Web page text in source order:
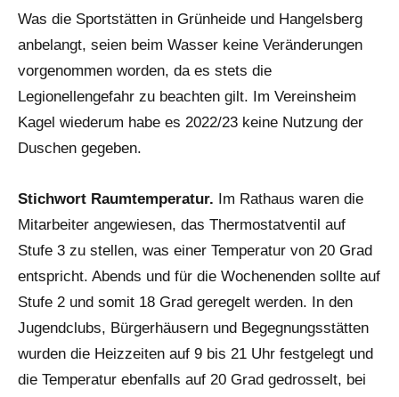
Was die Sportstätten in Grünheide und Hangelsberg
anbelangt, seien beim Wasser keine Veränderungen
vorgenommen worden, da es stets die
Legionellengefahr zu beachten gilt. Im Vereinsheim
Kagel wiederum habe es 2022/23 keine Nutzung der
Duschen gegeben.
Stichwort Raumtemperatur. Im Rathaus waren die
Mitarbeiter angewiesen, das Thermostatventil auf
Stufe 3 zu stellen, was einer Temperatur von 20 Grad
entspricht. Abends und für die Wochenenden sollte auf
Stufe 2 und somit 18 Grad geregelt werden. In den
Jugendclubs, Bürgerhäusern und Begegnungsstätten
wurden die Heizzeiten auf 9 bis 21 Uhr festgelegt und
die Temperatur ebenfalls auf 20 Grad gedrosselt, bei